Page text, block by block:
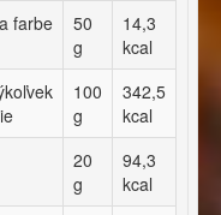
farbe
50
g
14,3
kcal
100
g
342,5
kcal
20
g
94,3
kcal